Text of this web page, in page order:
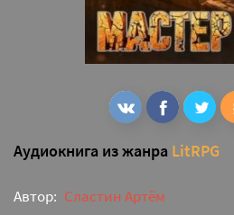
Аудиокнига из жанра LitRPG
Автор: Сластин Артём